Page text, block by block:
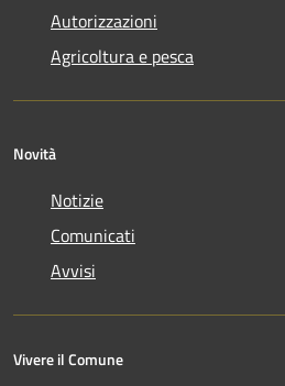
Autorizzazioni
Agricoltura e pesca
Novità
Notizie
Comunicati
Avvisi
Vivere il Comune